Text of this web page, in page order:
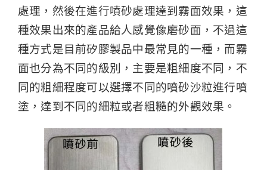
處理，然後在進行噴砂處理達到霧面效果，這
種效果出來的產品給人感覺像磨砂面，不過這
種方式是目前矽膠製品中最常見的一種，而霧
面也分為不同的級別，主要是粗細度不同，不
同的粗細程度可以選擇不同的噴砂沙粒進行噴
塗，達到不同的細粒或者粗糙的外觀效果。